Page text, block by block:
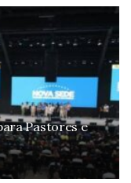
Pastores e